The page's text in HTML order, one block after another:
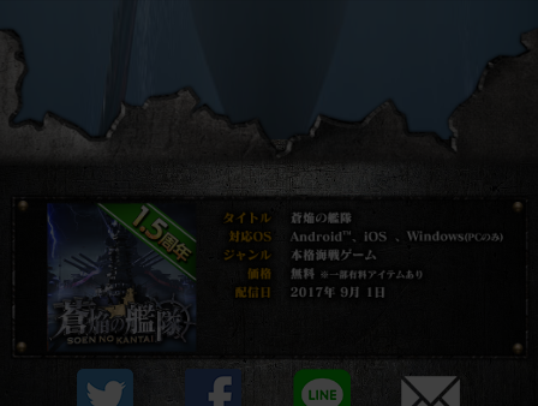
プライバシーポリシー
他社モジュール等について
資金決済法に基づく表示